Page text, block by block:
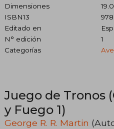
Dimensiones
ISBN13
Editado en
N° edición
1
Categorías
Juego de Tronos
y Fuego 1)
George R. R. Martin